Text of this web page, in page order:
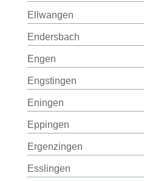
Ellwangen
Endersbach
Engen
Engstingen
Eningen
Eppingen
Ergenzingen
Esslingen